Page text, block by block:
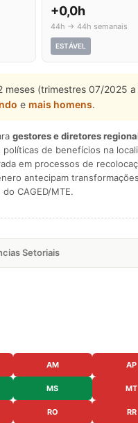
+0,0h
44h → 44h semanais
ESTÁVEL
meses (trimestres 07/2025
e mais homens.
gestores e diretores
de benefícios na
em processos de
antecipam
CAGED/MTE.
Setoriais
AM AP
MS MT
RO RR